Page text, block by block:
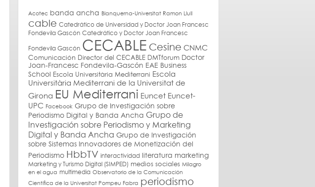
Acotec banda ancha Blanquerna-Universitat Ramon Llull
cable Catedrático de Universidad y Doctor Joan Francesc
Fondevila Gascón Catedrático y Doctor Joan Francesc
Fondevila Gascón CECABLE Cesine CNMC
Comunicación Director del CECABLE DMTforum Doctor
Joan-Francesc Fondevila-Gascón EAE Business
School Escola Universitària Mediterrani Escola
Universitària Mediterrani de la Universitat de
Girona EU Mediterrani Euncet Euncet-
UPC Facebook Grupo de Investigación sobre
Periodismo Digital y Banda Ancha Grupo de
Investigación sobre Periodismo y Marketing
Digital y Banda Ancha Grupo de Investigación
sobre Sistemas Innovadores de Monetización del
Periodismo HbbTV interactividad literatura marketing
Marketing y Turismo Digital (SIMPED) medios sociales Milagro
en el agua multimedia Observatorio de la Comunicación
Científica de la Universitat Pompeu Fabra periodismo